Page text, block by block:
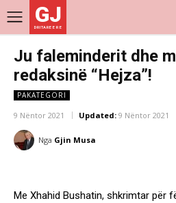
GJ
DRITARE E RE
Ju faleminderit dhe
redaksinë “Hejza”!
PAKATEGORI
9 Nëntor 2021 Updated: 9 Nëntor 2021
Nga Gjin Musa
Me Xhahid Bushatin, shkrimtar për